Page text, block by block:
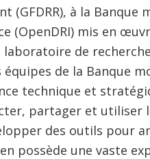
(GFDRR), à la
(OpenDRI) mis en
de
de la Banque
technique et
partager et utiliser
des outils pour
possède une vaste